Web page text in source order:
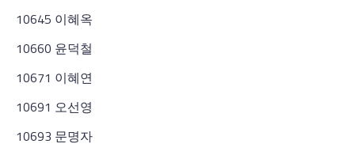
10645 이혜옥
10660 윤덕철
10671 이혜연
10691 오선영
10693 문명자